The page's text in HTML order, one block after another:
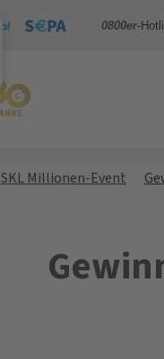
0800er-
SKL Millionen-Event